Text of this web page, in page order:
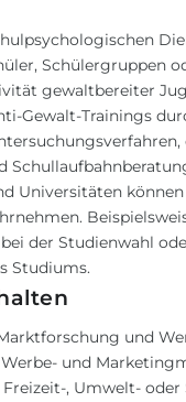
Schülergruppen
gewaltbereiter
Gewalt-Trainings
Universitäten
der Studienwahl
Studiums.
und
und
, Umwelt-